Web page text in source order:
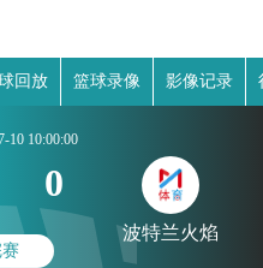
回放 篮球录像 影像记录
10 10:00:00
0
波特兰火焰